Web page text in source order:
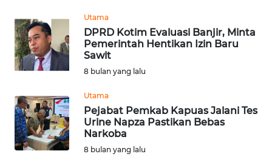
Utama
DPRD Kotim Evaluasi Banjir, Minta
Pemerintah Hentikan Izin Baru
Sawit
8 bulan yang lalu
Utama
Pejabat Pemkab Kapuas Jalani Tes
Urine Napza Pastikan Bebas
Narkoba
8 bulan yang lalu
WN
SULSEL
GORONTALO
WN
SULUT